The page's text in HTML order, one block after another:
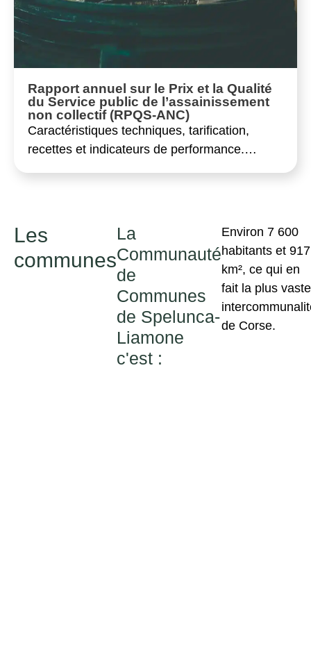
Rapport annuel sur le Prix et la Qualité
du Service public de l’assainissement
non collectif (RPQS-ANC)
Caractéristiques techniques, tarification,
recettes et indicateurs de performance.…
Les
communes
La
Communauté
de
Communes
de Spelunca-
Liamone
c'est :
Environ 7 600
habitants et 917
km², ce qui en
fait la plus vaste
de Corse.